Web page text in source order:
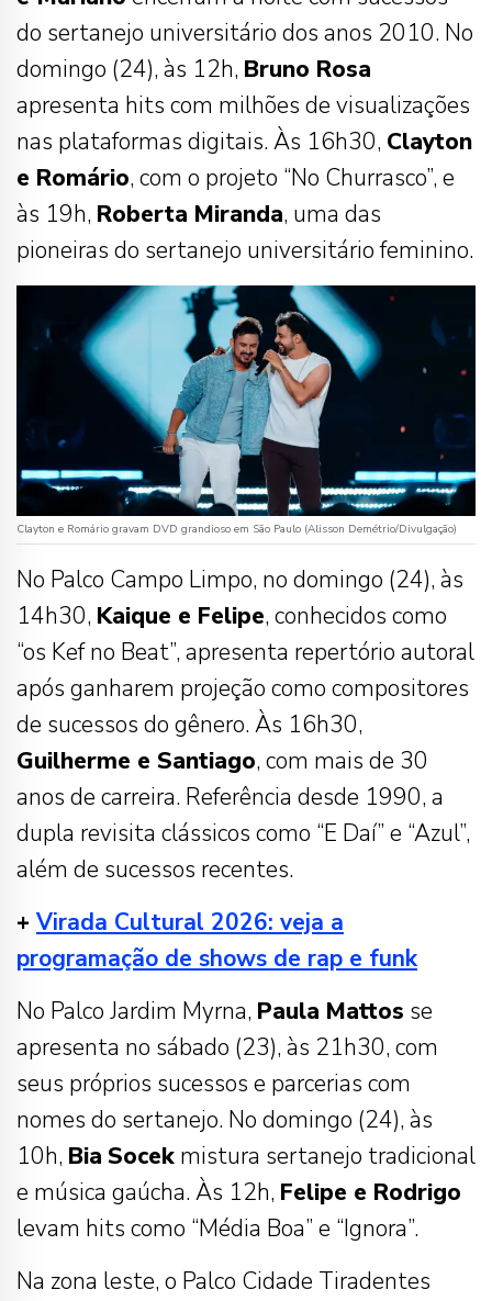
do sertanejo universitário dos anos 2010. No
domingo (24), às 12h, Bruno Rosa
apresenta hits com milhões de visualizações
nas plataformas digitais. Às 16h30, Clayton
e Romário, com o projeto “No Churrasco”, e
às 19h, Roberta Miranda, uma das
pioneiras do sertanejo universitário feminino.
Clayton e Romário gravam DVD grandioso em São Paulo (Alisson Demétrio/Divulgação)
No Palco Campo Limpo, no domingo (24), às
14h30, Kaique e Felipe, conhecidos como
“os Kef no Beat”, apresenta repertório autoral
após ganharem projeção como compositores
de sucessos do gênero. Às 16h30,
Guilherme e Santiago, com mais de 30
anos de carreira. Referência desde 1990, a
dupla revisita clássicos como “E Daí” e “Azul”,
além de sucessos recentes.
+ Virada Cultural 2026: veja a
programação de shows de rap e funk
No Palco Jardim Myrna, Paula Mattos se
apresenta no sábado (23), às 21h30, com
seus próprios sucessos e parcerias com
nomes do sertanejo. No domingo (24), às
10h, Bia Socek mistura sertanejo tradicional
e música gaúcha. Às 12h, Felipe e Rodrigo
levam hits como “Média Boa” e “Ignora”.
Na zona leste, o Palco Cidade Tiradentes